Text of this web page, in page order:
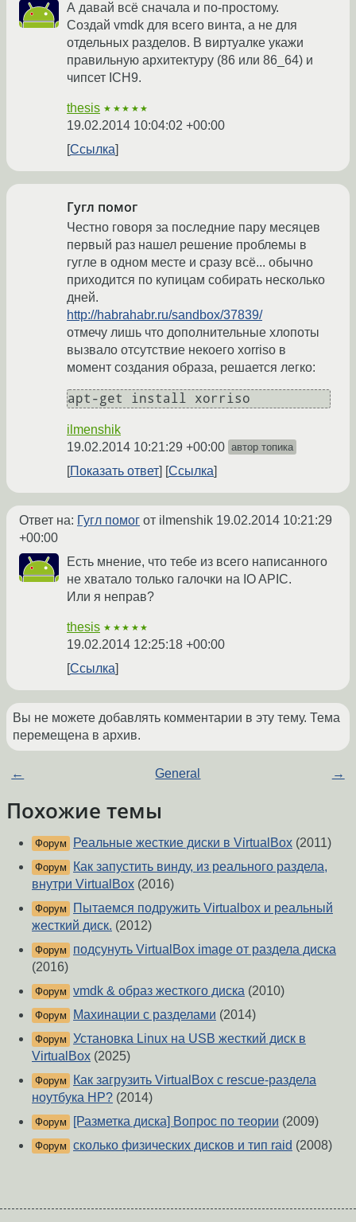
А давай всё сначала и по-простому.
Создай vmdk для всего винта, а не для
отдельных разделов. В виртуалке укажи
правильную архитектуру (86 или 86_64) и
чипсет ICH9.
thesis ★★★★★
19.02.2014 10:04:02 +00:00
Ссылка
Гугл помог
Честно говоря за последние пару месяцев
первый раз нашел решение проблемы в
гугле в одном месте и сразу всё... обычно
приходится по купицам собирать несколько
дней.
http://habrahabr.ru/sandbox/37839/
отмечу лишь что дополнительные хлопоты
вызвало отсутствие некоего xorriso в
момент создания образа, решается легко:
apt-get install xorriso
ilmenshik
19.02.2014 10:21:29 +00:00 автор топика
Показать ответ Ссылка
Ответ на: Гугл помог от ilmenshik 19.02.2014 10:21:29
+00:00
Есть мнение, что тебе из всего написанного
не хватало только галочки на IO APIC.
Или я неправ?
thesis ★★★★★
19.02.2014 12:25:18 +00:00
Ссылка
Вы не можете добавлять комментарии в эту тему. Тема
перемещена в архив.
← General →
Похожие темы
Форум Реальные жесткие диски в VirtualBox (2011)
Форум
Как запустить винду, из реального раздела,
внутри VirtualBox (2016)
Форум
Пытаемся подружить Virtualbox и реальный
жесткий диск. (2012)
Форум
подсунуть VirtualBox image от раздела диска
(2016)
Форум vmdk & образ жесткого диска (2010)
Форум Махинации с разделами (2014)
Форум Установка Linux на USB жесткий диск в
VirtualBox (2025)
Форум
Как загрузить VirtualBox с rescue-раздела
ноутбука HP? (2014)
Форум [Разметка диска] Вопрос по теории (2009)
Форум сколько физических дисков и тип raid (2008)